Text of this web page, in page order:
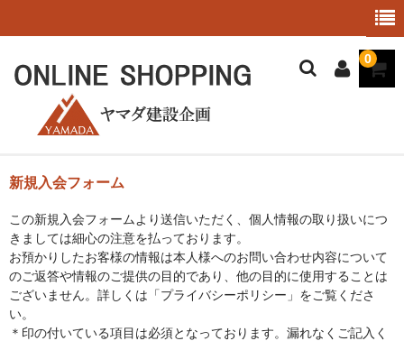
0
HOME
Online Shop TOP
ご利用ガイド
特定商取引法
送料・配送について
新規入会フォーム
この新規入会フォームより送信いただく、個人情報の取り扱いにつ
きましては細心の注意を払っております。
お預かりしたお客様の情報は本人様へのお問い合わせ内容について
のご返答や情報のご提供の目的であり、他の目的に使用することは
ございません。詳しくは「プライバシーポリシー」をご覧くださ
い。
＊印の付いている項目は必須となっております。漏れなくご記入く